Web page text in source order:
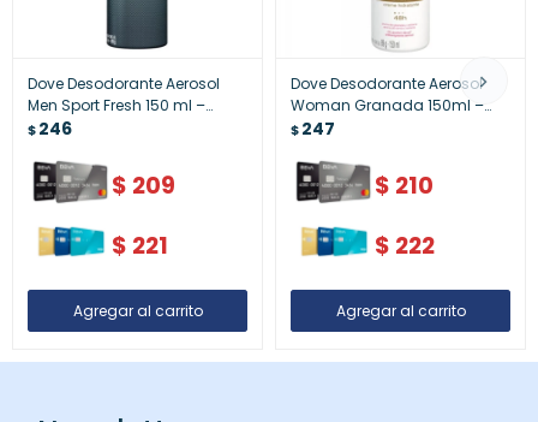
Dove Desodorante Aerosol
Men Sport Fresh 150 ml –
Frescura y Protección
$246
$ 209
$ 221
Dove Desodorante Aerosol
Woman Granada 150ml –
Protección y Frescura
$247
$ 210
$ 222